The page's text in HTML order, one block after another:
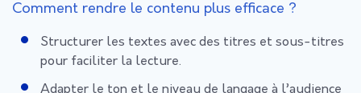
Comment rendre le contenu plus efficace ?
Structurer les textes avec des titres et sous-titres
pour faciliter la lecture.
Adapter le ton et le niveau de langage à l’audience